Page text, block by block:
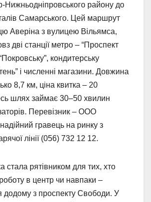
Нижньодніпровського району до
Самарського. Цей маршрут
Аверіна з вулицею Вільямса,
дві станції метро – “Проспект
кондитерську
і численні магазини. Довжина
8,7 км, ціна квитка – 20
шлях займає 30–50 хвилин
Перевізник – ООО
гравець на ринку з
лінії (056) 732 12 12.
стала рятівником для тих, хто
в центр чи навпаки –
додому з проспекту Свободи. У